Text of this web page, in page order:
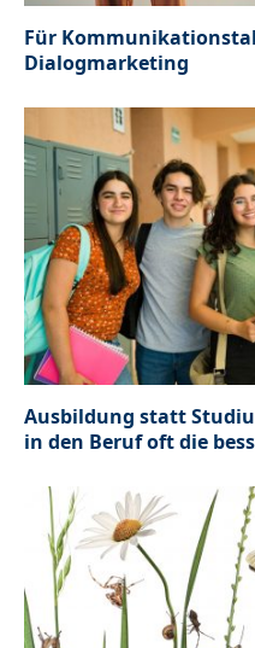
Für
Dialogmarketing
Ausbildung statt
in den Beruf oft die